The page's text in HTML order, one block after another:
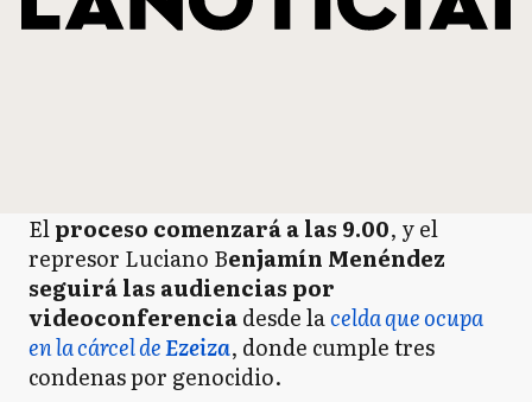
Elproceso comenzará a las 9.00, y el
represor Luciano Benjamín Menéndez
seguirá las audiencias por
videoconferenciadesde lacelda que ocupa
en la cárcel deEzeiza, donde cumple tres
condenas por genocidio.